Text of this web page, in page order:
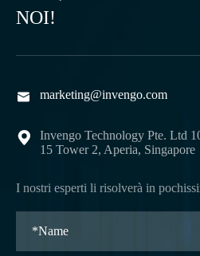
NOI!
 marketing@invengo.com

Invengo Technology Pte. Ltd
15 Tower 2, Aperia, Singapore
I nostri esperti li risolverà in